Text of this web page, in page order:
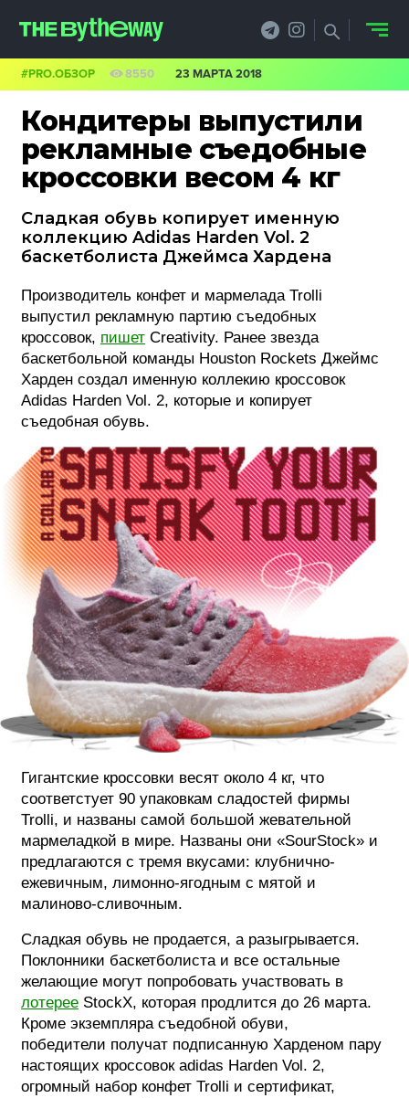
Кондитеры выпустили
рекламные съедобные
кроссовки весом 4 кг
Сладкая обувь копирует именную
коллекцию Adidas Harden Vol. 2
баскетболиста Джеймса Хардена
#PRO.ОБЗОР 8550 23 МАРТА 2018
Производитель конфет и мармелада Trolli
выпустил рекламную партию съедобных
кроссовок, пишет Creativity. Ранее звезда
баскетбольной команды Houston Rockets Джеймс
Харден создал именную коллекию кроссовок
Adidas Harden Vol. 2, которые и копирует
съедобная обувь.
Гигантские кроссовки весят около 4 кг, что
соответстует 90 упаковкам сладостей фирмы
Trolli, и названы самой большой жевательной
мармеладкой в мире. Названы они «SourStock» и
предлагаются с тремя вкусами: клубнично-
ежевичным, лимонно-ягодным с мятой и
малиново-сливочным.
Сладкая обувь не продается, а разыгрывается.
Поклонники баскетболиста и все остальные
желающие могут попробовать участвовать в
лотерее StockX, которая продлится до 26 марта.
Кроме экземпляра съедобной обуви,
победители получат подписанную Харденом пару
настоящих кроссовок adidas Harden Vol. 2,
огромный набор конфет Trolli и сертификат,
PRO.ОБЗОР
КЕЙСЫ
ФИЛОСОФИЯ
КРЕАТИВА
БИЗНЕС И
ТЕХНОЛОГИИ
ФЕСТИВАЛИ
ФОТОГРАФИЯ
ТИПОГРАФИКА
ИСТОРИИ БРЕНДОВ
О ПРОЕКТЕ
РЕКЛАМА
КОНТАКТЫ